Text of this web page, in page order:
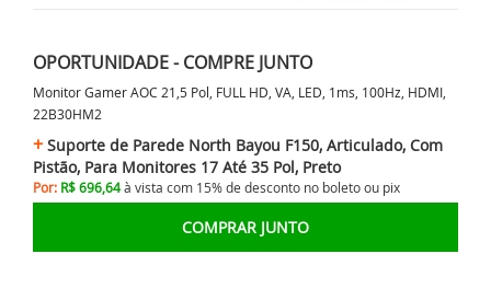
OPORTUNIDADE - COMPRE JUNTO
Monitor Gamer AOC 21,5 Pol, FULL HD, VA, LED, 1ms, 100Hz, HDMI,
22B30HM2
Suporte de Parede North Bayou F150, Articulado, Com
Pistão, Para Monitores 17 Até 35 Pol, Preto
Por: R$ 696,64à vista com 15% de desconto no boleto ou pix
COMPRAR JUNTO